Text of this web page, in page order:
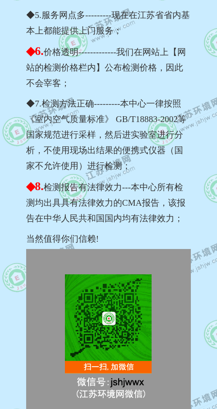
◆5.服务网点多---------现在在江苏省省内基
本上都能提供上门服务；
◆6.价格透明-------------我们在网站上【网
站的检测价格栏内】公布检测价格，因此
不会宰客；
◆7.检测方法正确---------本中心一律按照
《室内空气质量标准》 GB/T18883-2002等
国家规范进行采样，然后进实验室进行分
析，不使用现场出结果的便携式仪器（国
家不允许使用）进行检测；
◆8.检测报告有法律效力---本中心所有检
测均出具具有法律效力的CMA报告，该报
告在中华人民共和国国内均有法律效力；
当然值得你们信赖!